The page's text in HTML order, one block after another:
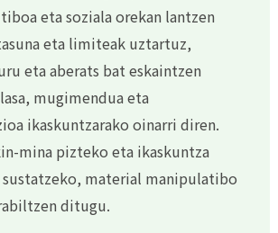
eta soziala orekan lantzen
eta limiteak uztartuz,
eta aberats bat eskaintzen
mugimendua eta
ikaskuntzarako oinarri diren.
mina pizteko eta ikaskuntza
sustatzeko, material manipulatibo
ditugu.